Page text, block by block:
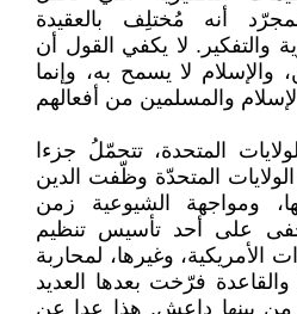
أنه مُختلِف بالعقيدة
والتفكير. لا يكفي القول أن
والإسلام لا يسمح به، وإنما
والمسلمين من أفعالهم
المتحدة، تتحمّلُ جزءا
المتحدّة وظّفت الدين
ومواجهة الشيوعية زمن
يخفى على أحد تأسيس تنظيم
الأمريكية، وغيرها، لمحاربة
فرّخت بعدها العديد
من بينها داعش. هذا عدا عن